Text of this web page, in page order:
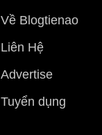
Về Blogtienao
Liên Hệ
Advertise
Tuyển dụng